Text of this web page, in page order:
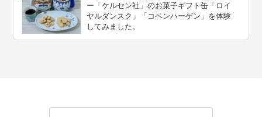
ー「ケルセン社」のお菓子ギフト缶「ロイ
ヤルダンスク」「コペンハーゲン」を体験
してみました。